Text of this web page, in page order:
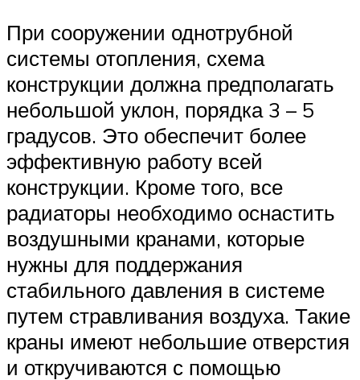
При сооружении однотрубной
системы отопления, схема
конструкции должна предполагать
небольшой уклон, порядка 3 – 5
градусов. Это обеспечит более
эффективную работу всей
конструкции. Кроме того, все
радиаторы необходимо оснастить
воздушными кранами, которые
нужны для поддержания
стабильного давления в системе
путем стравливания воздуха. Такие
краны имеют небольшие отверстия
и откручиваются с помощью